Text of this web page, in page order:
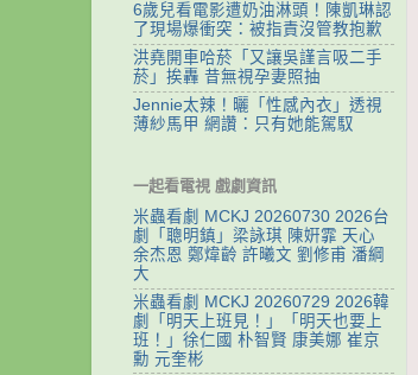
6歲兒看電影遭奶油淋頭！陳凱琳認
了現場爆衝突：被指責沒管教抱歉
洪堯開車哈菸「又讓吳謹言吸二手
菸」挨轟 昔無視孕妻照抽
Jennie太辣！曬「性感內衣」透視
薄紗馬甲 網讚：只有她能駕馭
一起看電視 戲劇資訊
米蟲看劇 MCKJ 20260730 2026台
劇「聰明鎮」梁詠琪 陳姸霏 天心
余杰恩 鄭煒齡 許曦文 劉修甫 潘綱
大
米蟲看劇 MCKJ 20260729 2026韓
劇「明天上班見！」「明天也要上
班！」徐仁國 朴智賢 康美娜 崔京
勳 元奎彬